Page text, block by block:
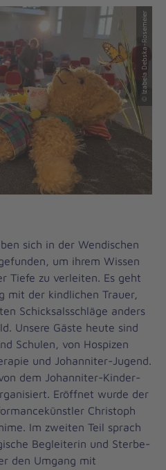
© Izabela Debska-Rosemeier
sich in der Wendischen
um ihrem Wissen
Tiefe zu verleiten. Es geht
mit der kindlichen Trauer,
Schicksalsschläge anders
Unsere Gäste heute sind
Schulen, von Hospizen
und Johanniter-Jugend.
dem Johanniter-Kinder-
Eröffnet wurde der
Christoph
Im zweiten Teil sprach
Begleiterin und Sterbe-
den Umgang mit